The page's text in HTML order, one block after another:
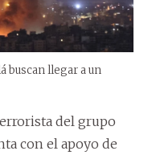
buscan llegar a un
del grupo
con el apoyo de